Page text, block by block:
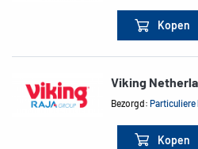
Kopen
Viking
Bezorgd:Particuliere
Kopen